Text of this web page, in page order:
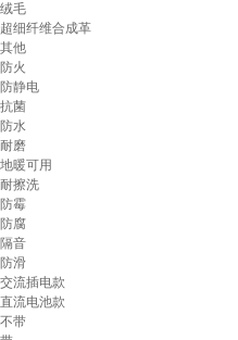
绒毛
超细纤维合成革
其他
防火
防静电
抗菌
防水
耐磨
地暖可用
耐擦洗
防霉
防腐
隔音
防滑
交流插电款
直流电池款
不带